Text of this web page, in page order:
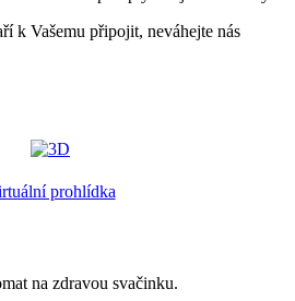
k Vašemu připojit, neváhejte nás
prohlídka
na zdravou svačinku.